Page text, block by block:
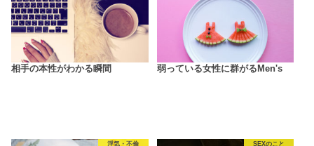
相手の本性がわかる瞬間 弱っている女性に群がるMen's
浮気・不倫 SEXのこと